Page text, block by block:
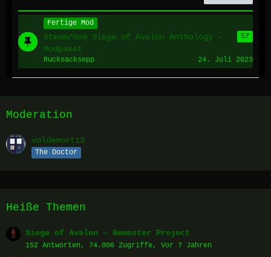
Fertige Mod
Steam/GoG Siege of Avalon Anthology -
Modpaket
57
Rucksacksepp 24. Juli 2023
Moderation
voldemort13
The Doctor
Heiße Themen
Siege of Avalon – Remaster Project
152 Antworten, 74.006 Zugriffe, Vor 7 Jahren